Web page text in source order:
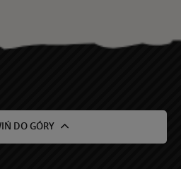
lub ograniczenia przetwarzania
sprzeciwu wobec przetwarzania
wniesienia skargi do organu
DO GÓRY